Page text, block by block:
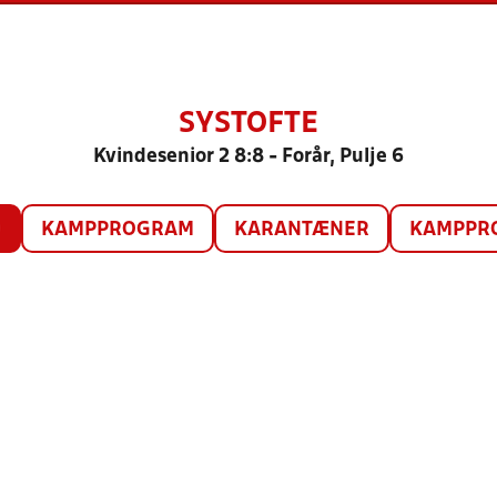
SYSTOFTE
Kvindesenior 2 8:8 - Forår, Pulje 6
KAMPPROGRAM KARANTÆNER